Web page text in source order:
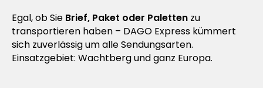
Egal, ob Sie Brief, Paket oder Paletten zu
transportieren haben – DAGO Express kümmert
sich zuverlässig um alle Sendungsarten.
Einsatzgebiet: Wachtberg und ganz Europa.